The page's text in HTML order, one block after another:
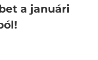
a januári